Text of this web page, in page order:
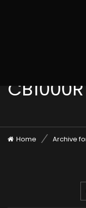
CB1000R
Home Archive